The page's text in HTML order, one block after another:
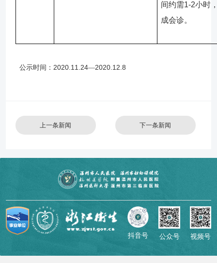
间约需1-2小时
成会诊。
公示时间： 2020.11.24—2020.12.8
上一条新闻 下一条新闻
抖音号 公众号 视频号